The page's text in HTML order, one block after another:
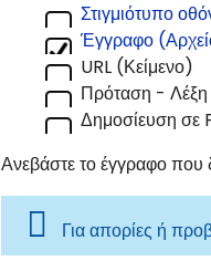
Στιγμιότυπο
Έγγραφο
URL (Κείμενο)
Πρόταση - Λέξη
Δημοσίευση σε
Ανεβάστε το έγγραφο που
Για απορίες ή